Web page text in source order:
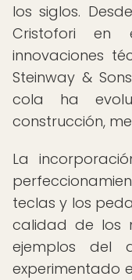
los siglos.
Cristofori en
innovaciones
Steinway &
cola ha
construcción,
La
teclas y los
calidad de los
ejemplos del
experimentado